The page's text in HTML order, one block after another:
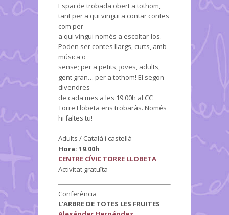
Espai de trobada obert a tothom,
tant per a qui vingui a contar contes
com per
a qui vingui només a escoltar-los.
Poden ser contes llargs, curts, amb
música o
sense; per a petits, joves, adults,
gent gran… per a tothom! El segon
divendres
de cada mes a les 19.00h al CC
Torre Llobeta ens trobaràs. Només
hi faltes tu!
Adults / Català i castellà
Hora: 19.00h
CENTRE CÍVIC TORRE LLOBETA
Activitat gratuïta
Conferència
L’ARBRE DE TOTES LES FRUITES